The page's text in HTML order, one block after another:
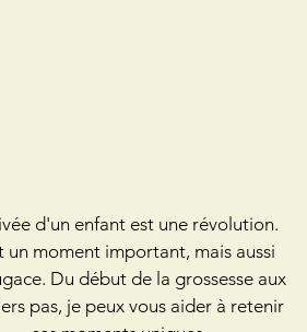
d'un enfant est une révolution.
un moment important, mais aussi
Du début de la grossesse aux
pas, je peux vous aider à retenir